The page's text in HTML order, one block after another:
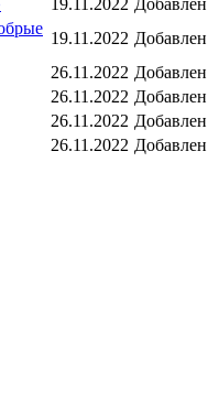
19.11.2022 Добавлен
26.11.2022 Добавлен
26.11.2022 Добавлен
26.11.2022 Добавлен
26.11.2022 Добавлен